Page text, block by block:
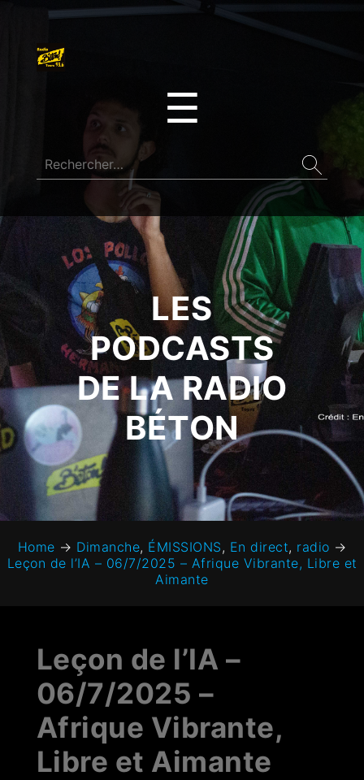
☰
LES
PODCASTS
DE LA RADIO
BÉTON
Home → Dimanche, ÉMISSIONS, En direct, radio →
Leçon de l’IA – 06/7/2025 – Afrique Vibrante, Libre et
Aimante
Leçon de l’IA –
06/7/2025 –
Afrique Vibrante,
Libre et Aimante